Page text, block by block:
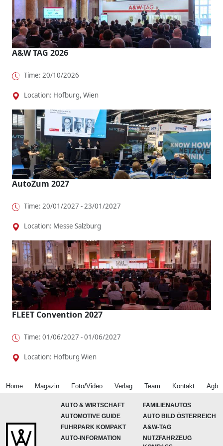
A&W TAG 2026
Time: 20/10/2026
Location: Hofburg, Wien
AutoZum 2027
Time: 20/01/2027 - 23/01/2027
Location: Messe Salzburg
FLEET Convention 2027
Time: 01/06/2027 - 01/06/2027
Location: Hofburg Wien
Home Magazin Foto/Video Verlag Team Kontakt Agb
AUTO & WIRTSCHAFT
FAMILIENAUTOS
AUTOMOTIVE GUIDE
AUTO BILD ÖSTERREICH
FUHRPARK KOMPAKT
A&W-TAG
AUTO-INFORMATION
NUTZFAHRZEUG